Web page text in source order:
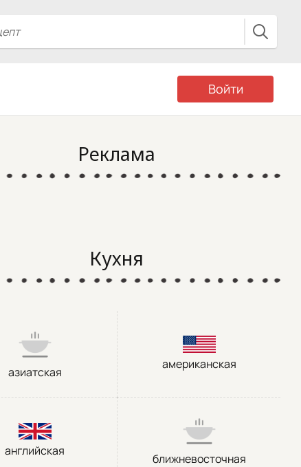
Войти
Реклама
Кухня
азиатская
американская
английская
ближневосточная